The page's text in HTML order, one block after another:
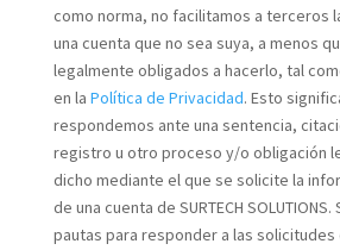
como norma, no facilitamos a terceros
una cuenta que no sea suya, a menos
legalmente obligados a hacerlo, tal
en la Política de Privacidad. Esto
respondemos ante una sentencia,
registro u otro proceso y/o obligación
dicho mediante el que se solicite la
de una cuenta de SURTECH
pautas para responder a las